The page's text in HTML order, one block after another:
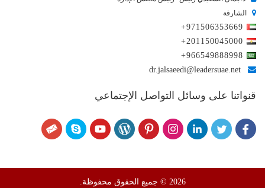
الشارقة
+971506353669
+201150045000
+966549888998
dr.jalsaeedi@leadersuae.net
قنواتنا على وسائل التواصل الإجتماعي
2026 © جميع الحقوق محفوظة.